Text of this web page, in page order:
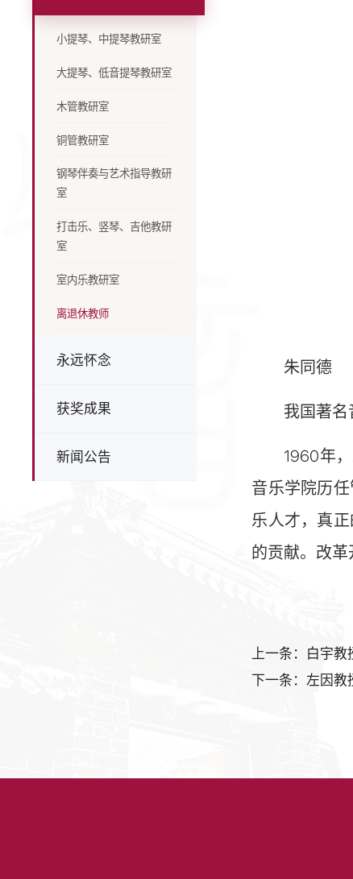
小提琴、中提琴教研室
大提琴、低音提琴教研室
木管教研室
铜管教研室
钢琴伴奏与艺术指导教研
室
打击乐、竖琴、吉他教研
室
室内乐教研室
离退休教师
永远怀念
获奖成果
新闻公告
朱同德
我国著名
1960年
音乐学院历
乐人才，真
的贡献。改革
上一条：白宇教
下一条：左因教